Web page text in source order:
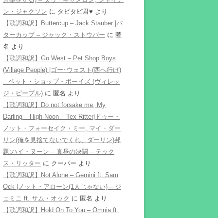
ン・ジャクソン に タピタピ君♥️ より
【歌詞和訳】Buttercup – Jack Stauber |バ
ターカップ – ジャック・ストウバー に 匿
名 より
【歌詞和訳】Go West – Pet Shop Boys
(Village People) |ゴー･ウェスト(西へ行け)
– ペット・ショップ・ボーイズ (ヴィレッ
ジ・ピープル) に 匿名 より
【歌詞和訳】Do not forsake me, My
Darling – High Noon – Tex Ritter|ドゥー・
ノット・フォーセイク・ミー, マイ・ダー
リン(俺を見捨てないでくれ、ダーリン)邦
題:ハイ・ヌーン – 真昼の決闘 – テック
ス・リッター に クーパー より
【歌詞和訳】Not Alone – Gemini ft. Sam
Ock |ノット・アローン(1人じゃない) – ジ
ェミニ ft. サム・オック に 匿名 より
【歌詞和訳】Hold On To You – Omnia ft.